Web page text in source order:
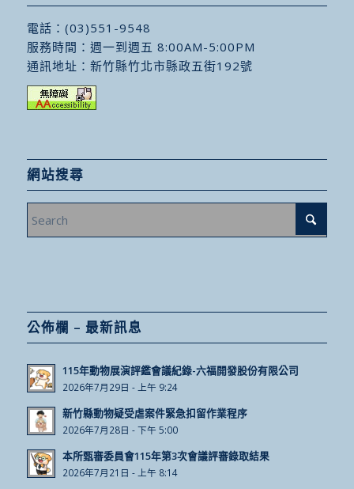
電話： (03)551-9548
服務時間：週一到週五 8:00AM-5:00PM
通訊地址： 新竹縣竹北市縣政五街192號
網站搜尋
公佈欄 – 最新訊息
115年動物展演評鑑會議紀錄-六福開發股份有限公司
2026年7月29日 - 上午 9:24
新竹縣動物疑受虐案件緊急扣留作業程序
2026年7月28日 - 下午 5:00
本所甄審委員會115年第3次會議評審錄取結果
2026年7月21日 - 上午 8:14